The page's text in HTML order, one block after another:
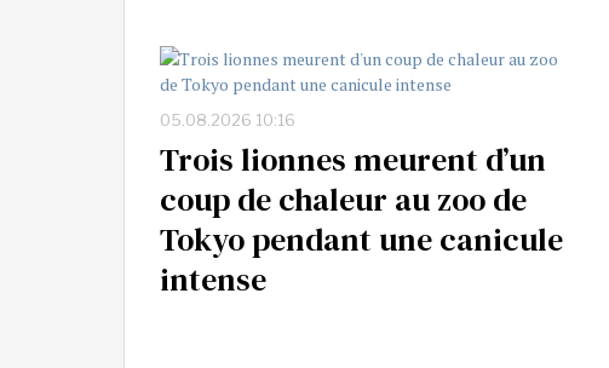
05.08.2026 10:16
Trois lionnes meurent d’un
coup de chaleur au zoo de
Tokyo pendant une canicule
intense